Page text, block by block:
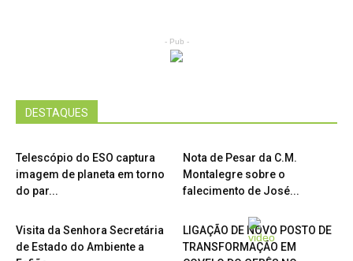
- Pub -
DESTAQUES
Telescópio do ESO captura
imagem de planeta em torno
do par...
Nota de Pesar da C.M.
Montalegre sobre o
falecimento de José...
Visita da Senhora Secretária
de Estado do Ambiente a
LIGAÇÃO DE NOVO POSTO DE
TRANSFORMAÇÃO EM